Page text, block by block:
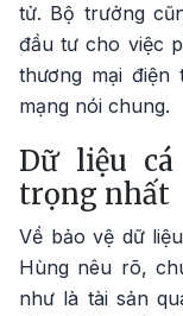
tử. Bộ trưởng
đầu tư cho việc
thương mại
mạng nói chung.
Dữ liệu
trọng nhất
Về bảo vệ dữ
Hùng nêu rõ,
như là tài sản